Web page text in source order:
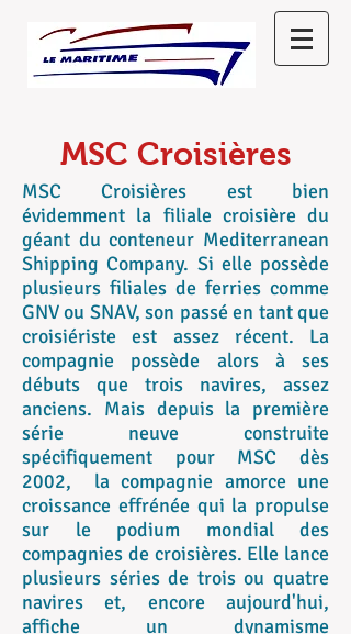
MSC Croisières
MSC Croisières est bien
évidemment la filiale croisière du
géant du conteneur Mediterranean
Shipping Company. Si elle possède
plusieurs filiales de ferries comme
GNV ou SNAV, son passé en tant que
croisiériste est assez récent. La
compagnie possède alors à ses
débuts que trois navires, assez
anciens. Mais depuis la première
série neuve construite
spécifiquement pour MSC dès
2002, la compagnie amorce une
croissance effrénée qui la propulse
sur le podium mondial des
compagnies de croisières. Elle lance
plusieurs séries de trois ou quatre
navires et, encore aujourd'hui,
affiche un dynamisme